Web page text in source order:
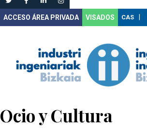
VISADOS
Ocio y Cultura